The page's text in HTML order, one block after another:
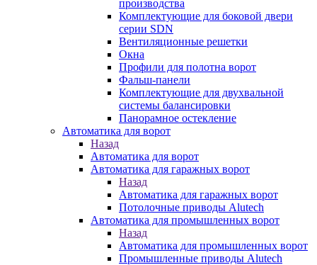
производства
Комплектующие для боковой двери
серии SDN
Вентиляционные решетки
Окна
Профили для полотна ворот
Фальш-панели
Комплектующие для двухвальной
системы балансировки
Панорамное остекление
Автоматика для ворот
Назад
Автоматика для ворот
Автоматика для гаражных ворот
Назад
Автоматика для гаражных ворот
Потолочные приводы Alutech
Автоматика для промышленных ворот
Назад
Автоматика для промышленных ворот
Промышленные приводы Alutech